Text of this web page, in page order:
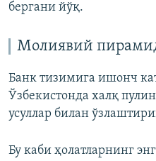
бергани йўқ.
Молиявий
Банк тизимига ишонч
Ўзбекистонда халқ
усуллар билан
Бу каби ҳолатларнинг